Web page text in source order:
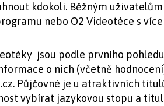
kdokoli. Běžným
nebo O2 Videotéce s
jsou podle prvního
o nich (včetně
Půjčovné je u atraktivních
vybírat jazykovou stopu a